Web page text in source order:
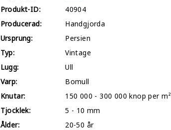
Produkt-ID:
40904
Producerad:
Handgjorda
Ursprung:
Persien
Typ:
Vintage
Lugg:
Ull
Varp:
Bomull
Knutar:
150 000 - 300 000 knop per m²
Tjocklek:
5 - 10 mm
Ålder:
20-50 år